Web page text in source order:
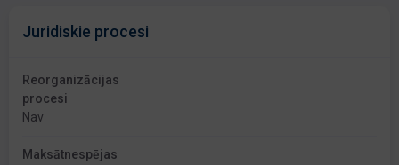
Juridiskie procesi
Reorganizācijas
procesi
Nav
Maksātnespējas